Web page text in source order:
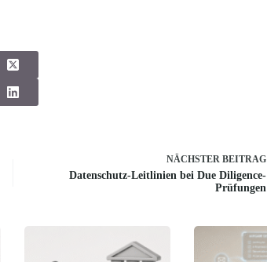
NÄCHSTER BEITRAG
Datenschutz-Leitlinien bei Due Diligence-
Prüfungen